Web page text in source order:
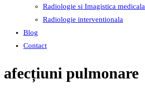
Radiologie si Imagistica medicala
Radiologie interventionala
Blog
Contact
afecțiuni pulmonare